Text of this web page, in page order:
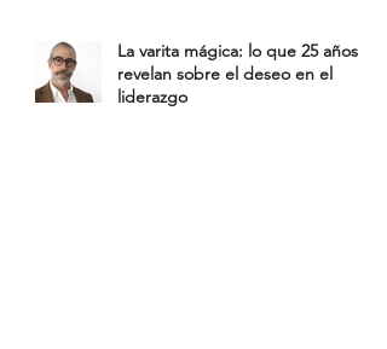
La varita mágica: lo que 25 años
revelan sobre el deseo en el
liderazgo